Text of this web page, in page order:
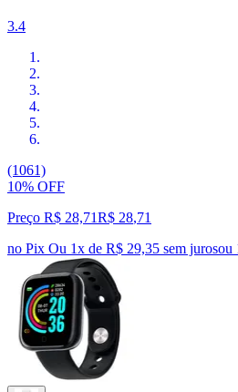
3.4
(1061)
10% OFF
Preço R$ 28,71R$ 28,71
no Pix Ou 1x de R$ 29,35 sem jurosou